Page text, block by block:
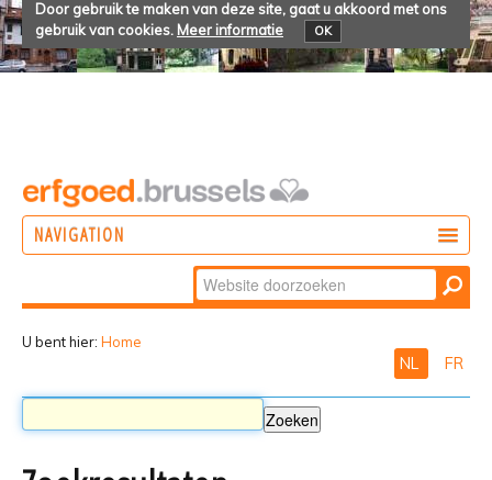
Door gebruik te maken van deze site, gaat u akkoord met ons
gebruik van cookies. Meer informatie OK
NAVIGATION
Zoek
Geavanceerd
U bent hier: Home
NL FR